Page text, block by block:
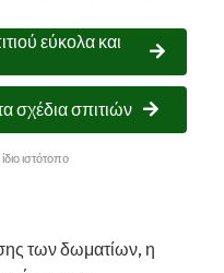
εύκολα και
σχέδια σπιτιών
ιστότοπο
των δωματίων, η